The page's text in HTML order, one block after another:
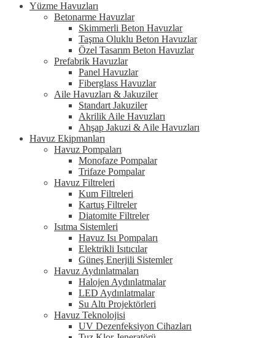
Yüzme Havuzları
Betonarme Havuzlar
Skimmerli Beton Havuzlar
Taşma Oluklu Beton Havuzlar
Özel Tasarım Beton Havuzlar
Prefabrik Havuzlar
Panel Havuzlar
Fiberglass Havuzlar
Aile Havuzları & Jakuziler
Standart Jakuziler
Akrilik Aile Havuzları
Ahşap Jakuzi & Aile Havuzları
Havuz Ekipmanları
Havuz Pompaları
Monofaze Pompalar
Trifaze Pompalar
Havuz Filtreleri
Kum Filtreleri
Kartuş Filtreler
Diatomite Filtreler
Isıtma Sistemleri
Havuz Isı Pompaları
Elektrikli Isıtıcılar
Güneş Enerjili Sistemler
Havuz Aydınlatmaları
Halojen Aydınlatmalar
LED Aydınlatmalar
Su Altı Projektörleri
Havuz Teknolojisi
UV Dezenfeksiyon Cihazları